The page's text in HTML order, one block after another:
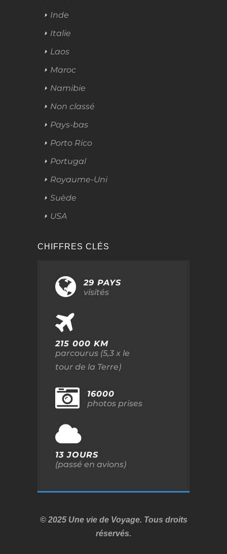
Inde
Italie
Laos
Maroc
Namibie
Non classé
Pays-bas
Porto Rico
Portugal
Royaume-Uni
Suède
USA
CHIFFRES CLÉS
29 PAYS
visités
215 000 KM
parcourus (5,3 x le
tour de la Terre)
16000
photos prises
13 JOURS
(passé en avions)
© 2025 Une vie de Voyage. Tous droits
réservés.